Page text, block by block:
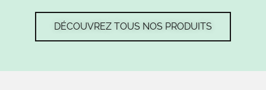
DÉCOUVREZ TOUS NOS PRODUITS